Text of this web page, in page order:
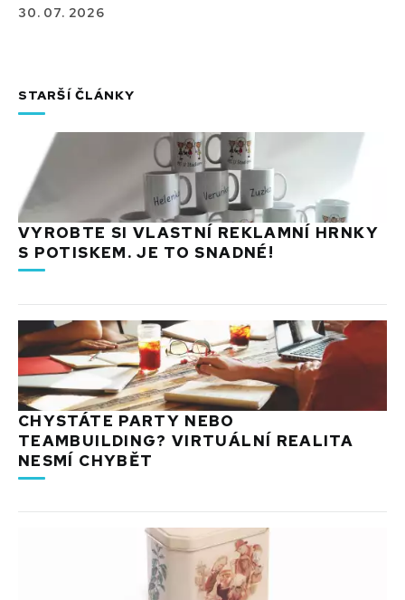
30. 07. 2026
STARŠÍ ČLÁNKY
VYROBTE SI VLASTNÍ REKLAMNÍ HRNKY
S POTISKEM. JE TO SNADNÉ!
CHYSTÁTE PARTY NEBO
TEAMBUILDING? VIRTUÁLNÍ REALITA
NESMÍ CHYBĚT